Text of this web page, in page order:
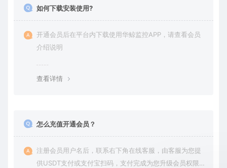
如何下载安装使用?
开通会员后在平台内下载使用华鲸监控APP，请查看会员
介绍说明
查看详情
怎么充值开通会员？
注册会员用户名后，联系右下角在线客服，由客服为您提
供USDT支付或支付宝扫码，支付完成为您升级会员权限后